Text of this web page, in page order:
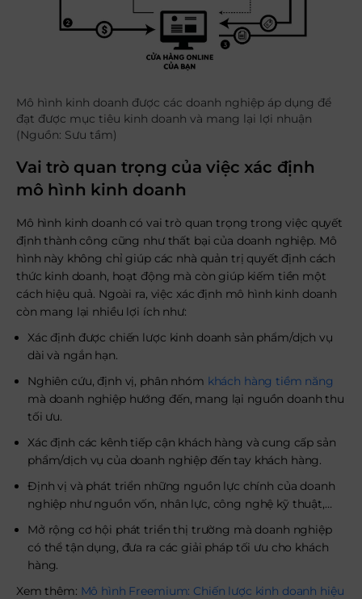
Mô hình kinh doanh được các doanh nghiệp áp dụng để
đạt được mục tiêu kinh doanh và mang lại lợi nhuận
(Nguồn: Sưu tầm)
Vai trò quan trọng của việc xác định
mô hình kinh doanh
Mô hình kinh doanh có vai trò quan trọng trong việc quyết
định thành công cũng như thất bại của doanh nghiệp. Mô
hình này không chỉ giúp các nhà quản trị quyết định cách
thức kinh doanh, hoạt động mà còn giúp kiếm tiền một
cách hiệu quả. Ngoài ra, việc xác định mô hình kinh doanh
còn mang lại nhiều lợi ích như:
Xác định được chiến lược kinh doanh sản phẩm/dịch vụ
dài và ngắn hạn.
Nghiên cứu, định vị, phân nhóm khách hàng tiềm năng
mà doanh nghiệp hướng đến, mang lại nguồn doanh thu
tối ưu.
Xác định các kênh tiếp cận khách hàng và cung cấp sản
phẩm/dịch vụ của doanh nghiệp đến tay khách hàng.
Định vị và phát triển những nguồn lực chính của doanh
nghiệp như nguồn vốn, nhân lực, công nghệ kỹ thuật,…
Mở rộng cơ hội phát triển thị trường mà doanh nghiệp
có thể tận dụng, đưa ra các giải pháp tối ưu cho khách
hàng.
Xem thêm: Mô hình Freemium: Chiến lược kinh doanh hiệu